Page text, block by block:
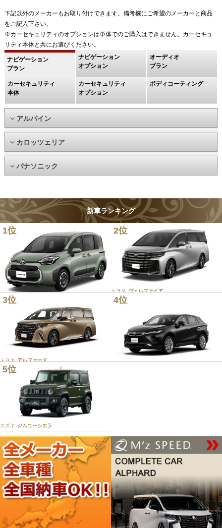
下記以外のメーカーもお取り付けできます。備考欄にご希望のメーカーと商品
をご記入下さい。
※カーセキュリティのオプションは単体でのご購入はできません。カーセキュ
リティ本体と共にお選びください。
ナビゲーション
プラン
ナビゲーション
オプション
オーディオ
プラン
カーセキュリティ
本体
カーセキュリティ
オプション
ボディコーティング
アルパイン
カロッツェリア
パナソニック
新車ランキング
1位
トヨタ
2位
トヨタ ヴェルファイア
3位
トヨタ アルファード
4位
5位
スズキ ジムニーシエラ